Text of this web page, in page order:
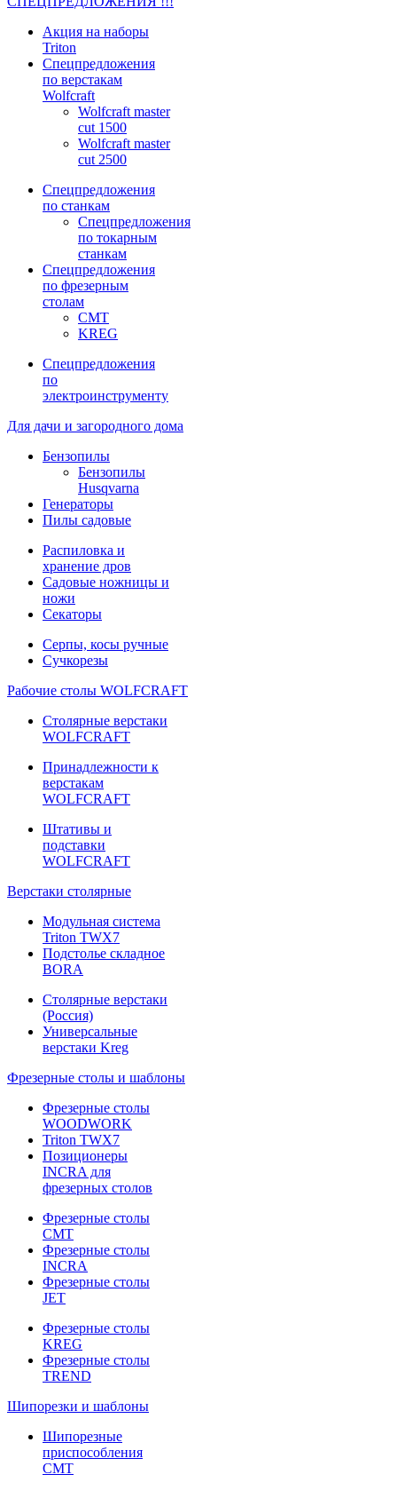
Акция на наборы
Triton
Спецпредложения
по верстакам
Wolfcraft
Wolfcraft master
cut 1500
Wolfcraft master
cut 2500
Спецпредложения
по станкам
Спецпредложения
по токарным
станкам
Спецпредложения
по фрезерным
столам
CMT
KREG
Спецпредложения
по
электроинструменту
Для дачи и загородного дома
Бензопилы
Бензопилы
Husqvarna
Генераторы
Пилы садовые
Распиловка и
хранение дров
Садовые ножницы и
ножи
Секаторы
Серпы, косы ручные
Сучкорезы
Рабочие столы WOLFCRAFT
Столярные верстаки
WOLFCRAFT
Принадлежности к
верстакам
WOLFCRAFT
Штативы и
подставки
WOLFCRAFT
Верстаки столярные
Модульная система
Triton TWX7
Подстолье складное
BORA
Столярные верстаки
(Россия)
Универсальные
верстаки Kreg
Фрезерные столы и шаблоны
Фрезерные столы
WOODWORK
Triton TWX7
Позиционеры
INCRA для
фрезерных столов
Фрезерные столы
CMT
Фрезерные столы
INCRA
Фрезерные столы
JET
Фрезерные столы
KREG
Фрезерные столы
TREND
Шипорезки и шаблоны
Шипорезные
приспособления
CMT